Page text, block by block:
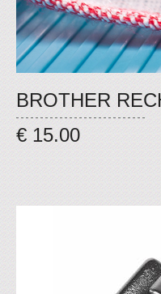
BROTHER
€ 15.00